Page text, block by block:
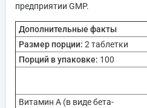
предприятии GMP.
Дополнительные факты
Размер порции: 2 таблетки
Порций в упаковке: 100
Витамин А (в виде бета-